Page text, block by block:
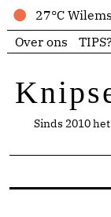
27°C
Over ons
TIPS?
Sinds 2010